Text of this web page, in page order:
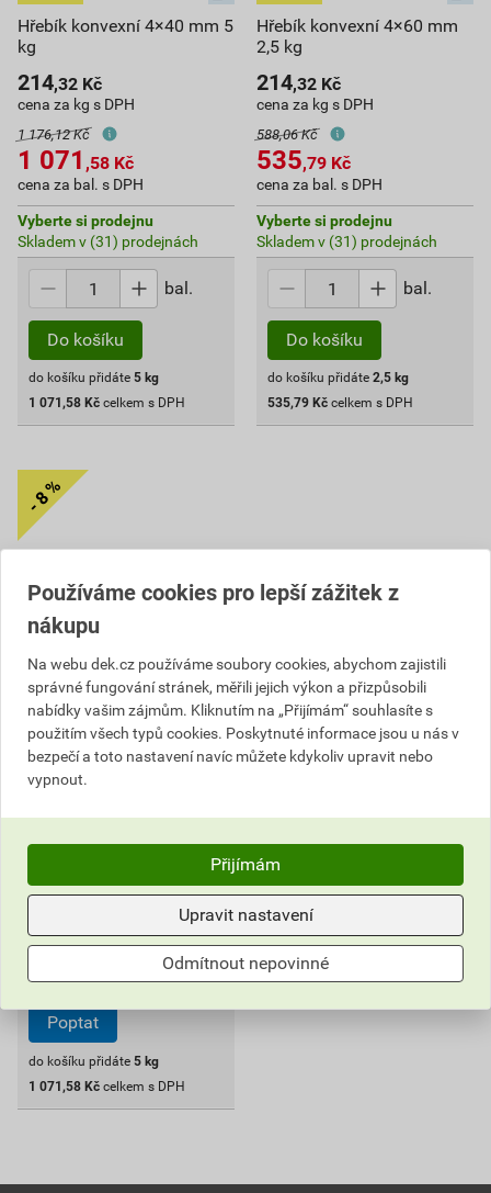
Hřebík konvexní 4×40 mm 5
kg
214,32 Kč
cena za kg s DPH
1 176,12 Kč
1 071 ,58 Kč
cena za bal. s DPH
Vyberte si prodejnu
Skladem v (31) prodejnách
bal.
Do košíku
do košíku přidáte 5 kg
1 071,58 Kč celkem s DPH
Hřebík konvexní 4×60 mm
2,5 kg
214,32 Kč
cena za kg s DPH
588,06 Kč
535,79 Kč
cena za bal. s DPH
Vyberte si prodejnu
Skladem v (31) prodejnách
bal.
Do košíku
do košíku přidáte 2,5 kg
535,79 Kč celkem s DPH
Hřebík konvexní 4×50 mm 5
kg
214,32Kč
cena za kg s DPH
1 176,12 Kč
1 071,58Kč
Na poptávku
Dostupné jen v (30) prodejnách
bal.
Poptat
do košíku přidáte 5 kg
1 071,58 Kč celkem s DPH
Používáme cookies pro lepší zážitek z
nákupu
Na webu dek.cz používáme soubory cookies, abychom zajistili
správné fungování stránek, měřili jejich výkon a přizpůsobili
nabídky vašim zájmům. Kliknutím na „Přijímám“ souhlasíte s
použitím všech typů cookies. Poskytnuté informace jsou u nás v
bezpečí a toto nastavení navíc můžete kdykoliv upravit nebo
vypnout.
Přijímám
Upravit nastavení
Odmítnout nepovinné